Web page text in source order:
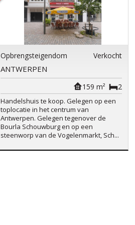
Opbrengsteigendom Verkocht
ANTWERPEN
2
159 m²
Handelshuis te koop. Gelegen op een
toplocatie in het centrum van
Antwerpen. Gelegen tegenover de
Bourla Schouwburg en op een
steenworp van de Vogelenmarkt, Sch...